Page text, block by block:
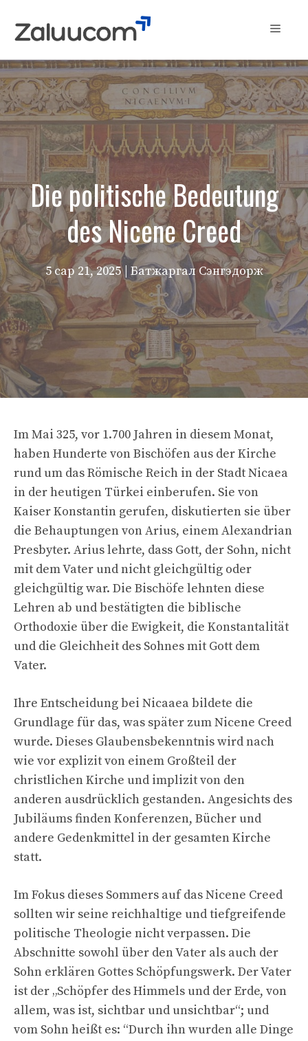
Menu
Die politische Bedeutung
des Nicene Creed
5 сар 21, 2025 | Батжаргал Сэнгэдорж
Im Mai 325, vor 1.700 Jahren in diesem Monat,
haben Hunderte von Bischöfen aus der Kirche
rund um das Römische Reich in der Stadt Nicaea
in der heutigen Türkei einberufen. Sie von
Kaiser Konstantin gerufen, diskutierten sie über
die Behauptungen von Arius, einem Alexandrian
Presbyter. Arius lehrte, dass Gott, der Sohn, nicht
mit dem Vater und nicht gleichgültig oder
gleichgültig war. Die Bischöfe lehnten diese
Lehren ab und bestätigten die biblische
Orthodoxie über die Ewigkeit, die Konstantalität
und die Gleichheit des Sohnes mit Gott dem
Vater.
Ihre Entscheidung bei Nicaaea bildete die
Grundlage für das, was später zum Nicene Creed
wurde. Dieses Glaubensbekenntnis wird nach
wie vor explizit von einem Großteil der
christlichen Kirche und implizit von den
anderen ausdrücklich gestanden. Angesichts des
Jubiläums finden Konferenzen, Bücher und
andere Gedenkmittel in der gesamten Kirche
statt.
Im Fokus dieses Sommers auf das Nicene Creed
sollten wir seine reichhaltige und tiefgreifende
politische Theologie nicht verpassen. Die
Abschnitte sowohl über den Vater als auch der
Sohn erklären Gottes Schöpfungswerk. Der Vater
ist der „Schöpfer des Himmels und der Erde, von
allem, was ist, sichtbar und unsichtbar“; und
vom Sohn heißt es: “Durch ihn wurden alle Dinge